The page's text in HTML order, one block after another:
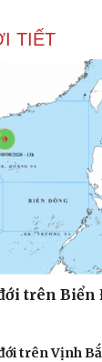
TIẾT
trên Biển
trên Vịnh